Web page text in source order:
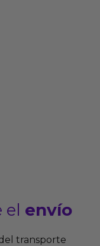
el envío
transporte